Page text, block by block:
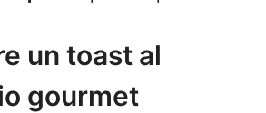
un toast al
gourmet